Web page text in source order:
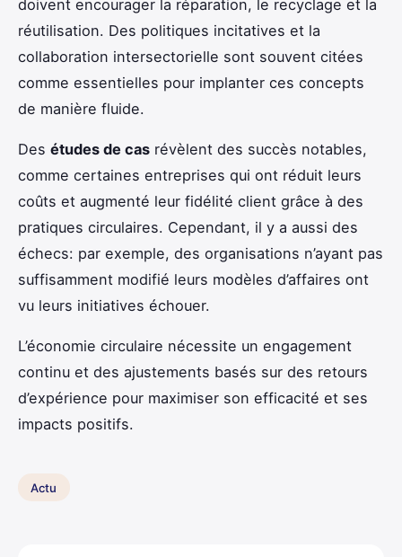
doivent encourager la réparation, le recyclage et la
réutilisation. Des politiques incitatives et la
collaboration intersectorielle sont souvent citées
comme essentielles pour implanter ces concepts
de manière fluide.
Des études de cas révèlent des succès notables,
comme certaines entreprises qui ont réduit leurs
coûts et augmenté leur fidélité client grâce à des
pratiques circulaires. Cependant, il y a aussi des
échecs: par exemple, des organisations n’ayant pas
suffisamment modifié leurs modèles d’affaires ont
vu leurs initiatives échouer.
L’économie circulaire nécessite un engagement
continu et des ajustements basés sur des retours
d’expérience pour maximiser son efficacité et ses
impacts positifs.
Actu